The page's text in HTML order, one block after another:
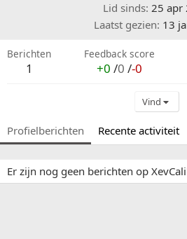
Lid sinds 25 apr
Laatst gezien 13
Berichten
1
Feedback score
+0 /0 /-0
Vind
Profielberichten Recente activiteit
Er zijn nog geen berichten op